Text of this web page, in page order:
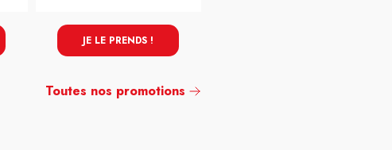
JE LE PRENDS !
Toutes nos promotions